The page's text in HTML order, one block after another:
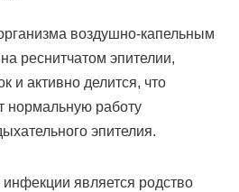
воздушно-капельным
реснитчатом эпителии,
и активно делится, что
нормальную работу
эпителия.
является родство